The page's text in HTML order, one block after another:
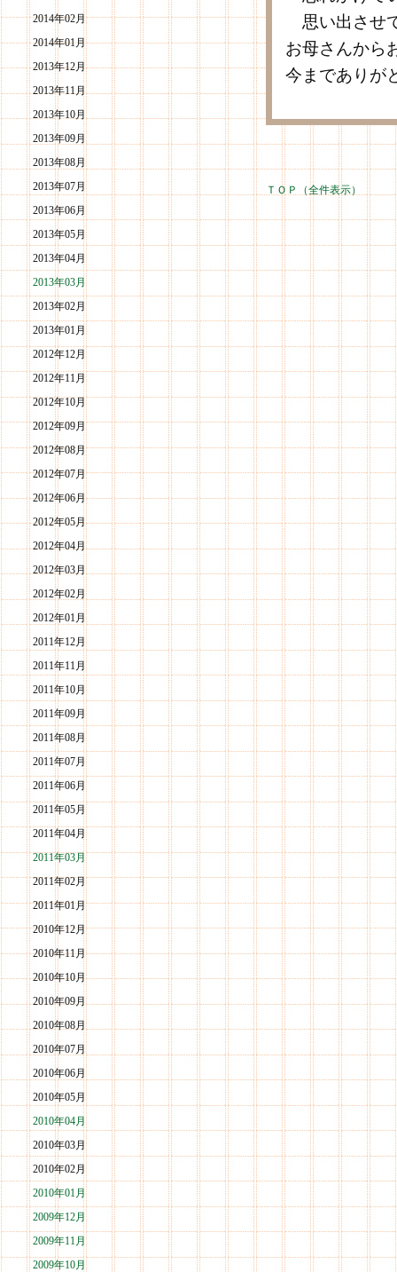
2014年02月
2014年01月
2013年12月
2013年11月
2013年10月
2013年09月
2013年08月
2013年07月
2013年06月
2013年05月
2013年04月
2013年03月
2013年02月
2013年01月
2012年12月
2012年11月
2012年10月
2012年09月
2012年08月
2012年07月
2012年06月
2012年05月
2012年04月
2012年03月
2012年02月
2012年01月
2011年12月
2011年11月
2011年10月
2011年09月
2011年08月
2011年07月
2011年06月
2011年05月
2011年04月
2011年03月
2011年02月
2011年01月
2010年12月
2010年11月
2010年10月
2010年09月
2010年08月
2010年07月
2010年06月
2010年05月
2010年04月
2010年03月
2010年02月
2010年01月
2009年12月
2009年11月
2009年10月
思い出させ
お母さんから
今までありが
ＴＯＰ（全件表示）